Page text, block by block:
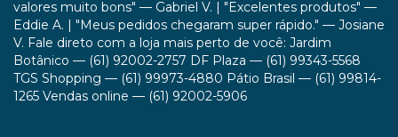
valores muito bons" — Gabriel V. | "Excelentes produtos" —
Eddie A. | "Meus pedidos chegaram super rápido." — Josiane
V. Fale direto com a loja mais perto de você: Jardim
Botânico — (61) 92002-2757 DF Plaza — (61) 99343-5568
TGS Shopping — (61) 99973-4880 Pátio Brasil — (61) 99814-
1265 Vendas online — (61) 92002-5906